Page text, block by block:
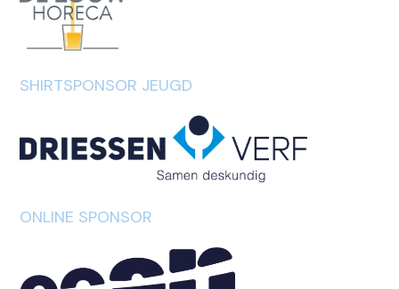
SHIRTSPONSOR JEUGD
ONLINE SPONSOR